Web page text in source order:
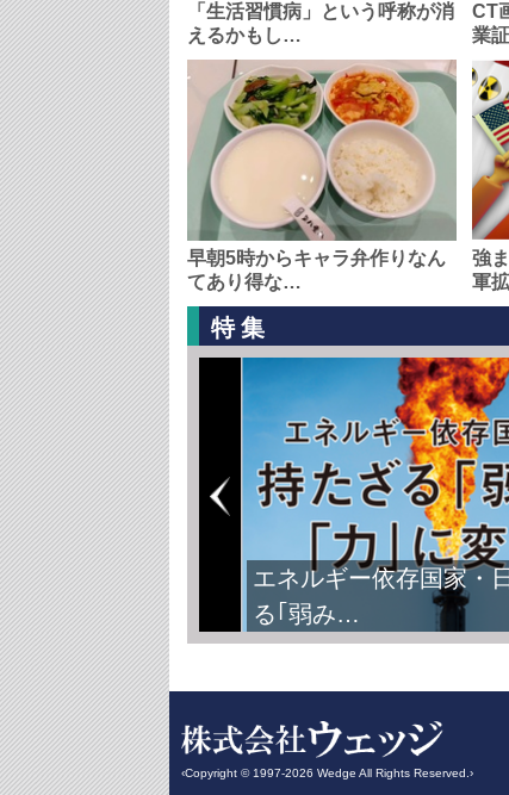
「生活習慣病」という呼称が消
えるかもし…
CT
業
早朝5時からキャラ弁作りなん
てあり得な…
強
軍
特集
エネルギー依存国家
る｢弱み…
‹Copyright © 1997-2026 Wedge All Rights Reserved.›